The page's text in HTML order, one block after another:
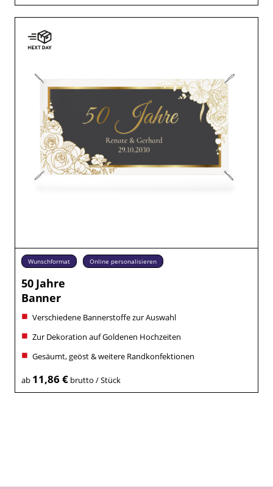
Wunschformat Online personalisieren
50 Jahre
Banner
Verschiedene Bannerstoffe zur Auswahl
Zur Dekoration auf Goldenen Hochzeiten
Gesäumt, geöst & weitere Randkonfektionen
ab 11,86 €brutto / Stück